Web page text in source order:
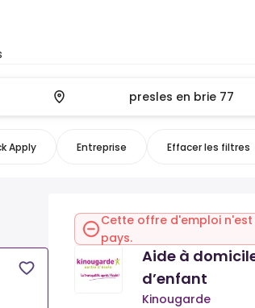
Apply Entreprise Effacer les filtres
Cette offre d'emploi
pays.
Aide à
d’enfant
Kinougarde